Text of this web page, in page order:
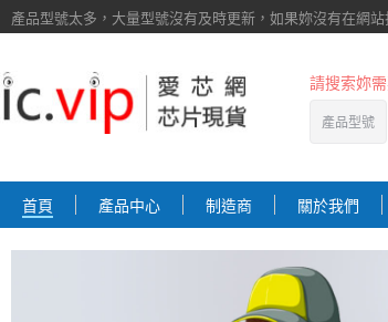
產品型號太多，大量型號沒有及時更新，如果妳沒有在網站
請搜索妳
產品型號
首頁 產品中心 制造商 關於我們